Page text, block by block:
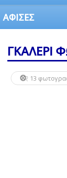
ΑΦΙΣΕΣ
ΓΚΑΛΕΡΙ
13